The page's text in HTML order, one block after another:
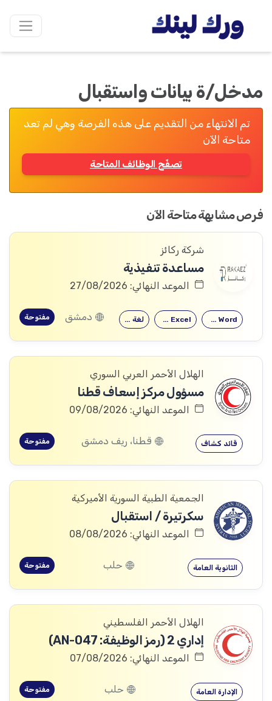
مدخل/ة بيانات واستقبال
تم الانتهاء من التقديم على هذه الفرصة وهي لم تعد
متاحة الآن
تصفّح الوظائف المتاحة
فرص مشابهة متاحة الآن
شركة ركائز
مساعدة تنفيذية
الموعد النهائي: 27/08/2026
لغة إنكليزية Microsoft Excel Microsoft Word دمشق مفتوحة
الهلال الأحمر العربي السوري
مسؤول مركز إسعاف قطنا
الموعد النهائي: 09/08/2026
قائد كشاف قطنا، ريف دمشق مفتوحة
الجمعية الطبية السورية الأميركية
سكرتيرة / استقبال
الموعد النهائي: 08/08/2026
الثانوية العامة حلب مفتوحة
الهلال الأحمر الفلسطيني
إداري 2 (رمز الوظيفة: AN-047)
الموعد النهائي: 07/08/2026
الإدارة العامة حلب مفتوحة